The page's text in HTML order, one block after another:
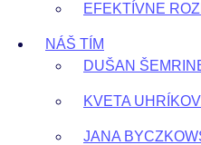
EFEKTÍVNE
NÁŠ TÍM
DUŠAN
KVETA
JANA